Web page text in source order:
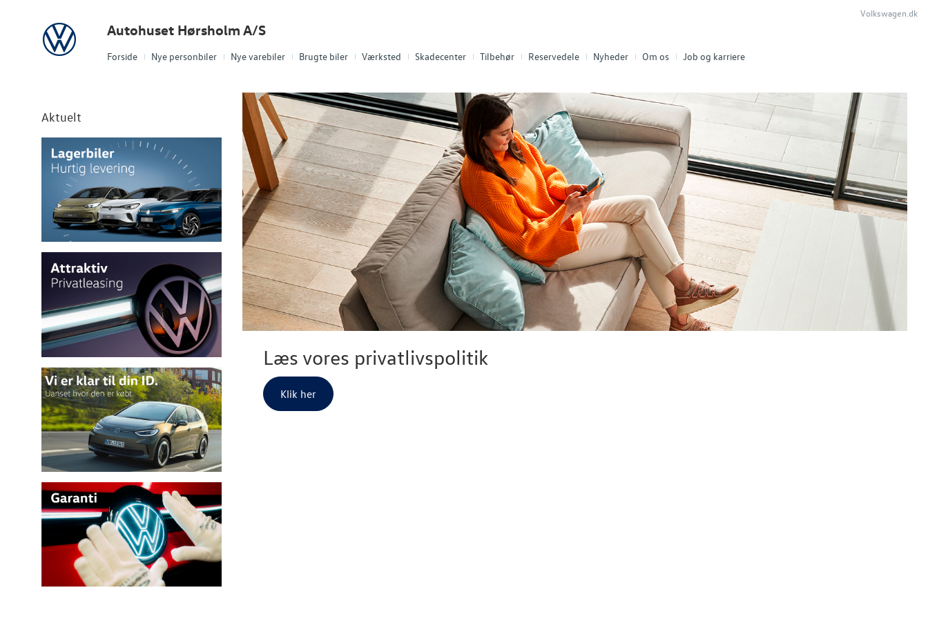
Forside Nye personbiler Nye varebiler Brugte biler Værksted Skadecenter Tilbehør Reservedele Nyheder Om os Job og karriere
Volkswagen Autohuset Hørsholm A/S
Volkswagen.dk
Aktuelt
Læs vores privatlivspolitik
Klik her